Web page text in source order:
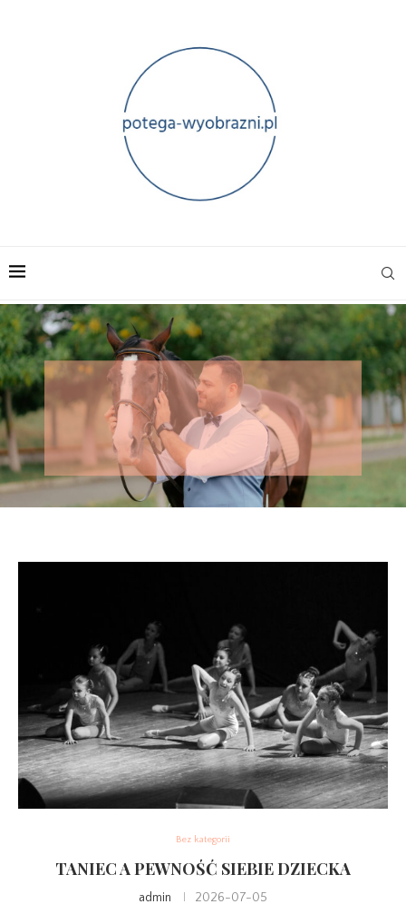
Hipoterapia i kontakt z końmi jako
forma redukcji stresu — co mówią
badania i jak zacząć przygodę z jazdą
konną
Bez kategorii
TANIEC A PEWNOŚĆ SIEBIE DZIECKA
admin 2026-07-05